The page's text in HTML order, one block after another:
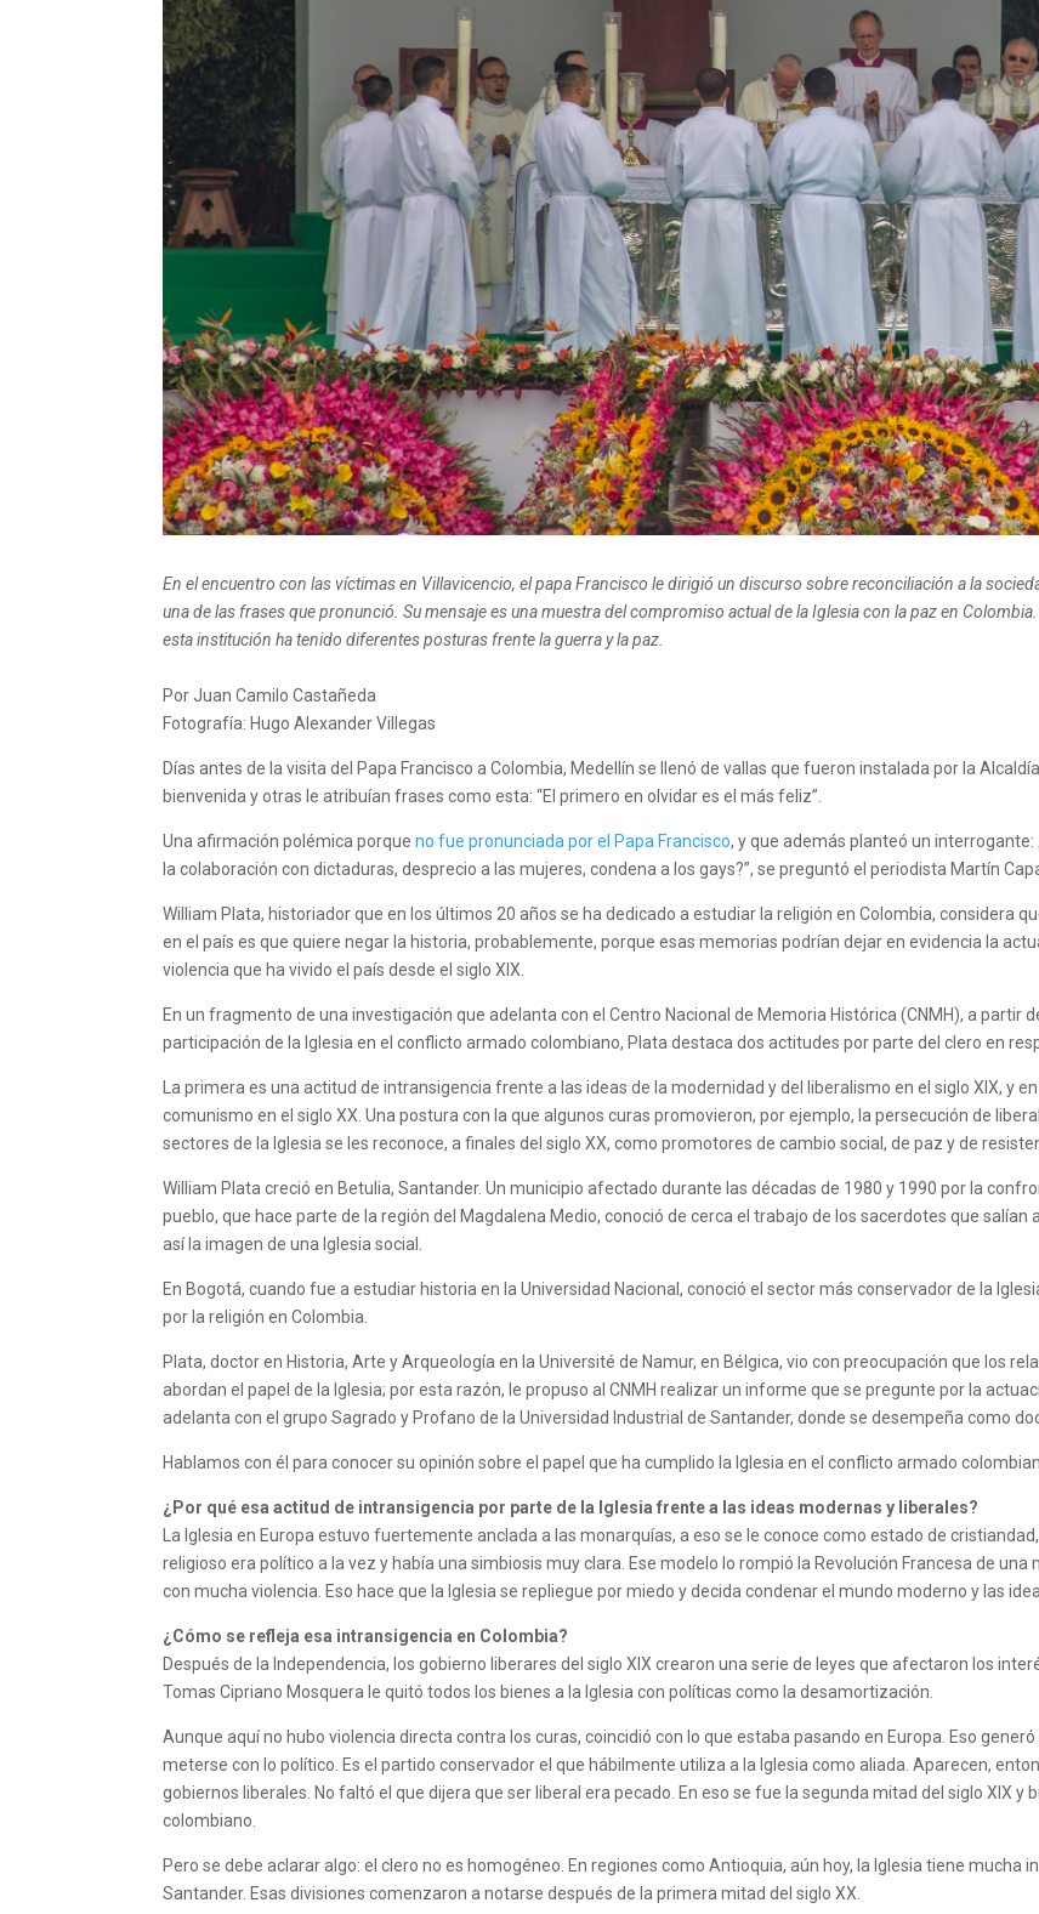
En el encuentro con las víctimas en Villavicencio, el papa Francisco le dirigió un discurso sobre reconciliación a la
una de las frases que pronunció. Su mensaje es una muestra del compromiso actual de la Iglesia con la paz en
esta institución ha tenido diferentes posturas frente la guerra y la paz.
Por Juan Camilo Castañeda
Fotografía: Hugo Alexander Villegas
Días antes de la visita del Papa Francisco a Colombia, Medellín se llenó de vallas que fueron instalada por la
bienvenida y otras le atribuían frases como esta: “El primero en olvidar es el más feliz”.
Una afirmación polémica porqueno fue pronunciada por el Papa Francisco, y que además planteó un interrogante:
la colaboración con dictaduras, desprecio a las mujeres, condena a los gays?”, se preguntó el periodista Martín
William Plata, historiador que en los últimos 20 años se ha dedicado a estudiar la religión en Colombia, considera
en el país es que quiere negar la historia, probablemente, porque esas memorias podrían dejar en evidencia la
violencia que ha vivido el país desde el siglo XIX.
En un fragmento de una investigación que adelanta con el Centro Nacional de Memoria Histórica (CNMH), a partir
participación de la Iglesia en el conflicto armado colombiano, Plata destaca dos actitudes por parte del clero en
La primera es una actitud de intransigencia frente a las ideas de la modernidad y del liberalismo en el siglo XIX, y
comunismo en el siglo XX. Una postura con la que algunos curas promovieron, por ejemplo, la persecución de
sectores de la Iglesia se les reconoce, a finales del siglo XX, como promotores de cambio social, de paz y de
William Plata creció en Betulia, Santander. Un municipio afectado durante las décadas de 1980 y 1990 por la
pueblo, que hace parte de la región del Magdalena Medio, conoció de cerca el trabajo de los sacerdotes que
así la imagen de una Iglesia social.
En Bogotá, cuando fue a estudiar historia en la Universidad Nacional, conoció el sector más conservador de la
por la religión en Colombia.
Plata, doctor en Historia, Arte y Arqueología en la Université de Namur, en Bélgica, vio con preocupación que los
abordan el papel de la Iglesia; por esta razón, le propuso al CNMH realizar un informe que se pregunte por la
adelanta con el grupo Sagrado y Profano de la Universidad Industrial de Santander, donde se desempeña como
Hablamos con él para conocer su opinión sobre el papel que ha cumplido la Iglesia en el conflicto armado
¿Por qué esa actitud de intransigencia por parte de la Iglesia frente a las ideas modernas y liberales?
La Iglesia en Europa estuvo fuertemente anclada a las monarquías, a eso se le conoce como estado de
religioso era político a la vez y había una simbiosis muy clara. Ese modelo lo rompió la Revolución Francesa de
con mucha violencia. Eso hace que la Iglesia se repliegue por miedo y decida condenar el mundo moderno y las
¿Cómo se refleja esa intransigencia en Colombia?
Después de la Independencia, los gobierno liberares del siglo XIX crearon una serie de leyes que afectaron los
Tomas Cipriano Mosquera le quitó todos los bienes a la Iglesia con políticas como la desamortización.
Aunque aquí no hubo violencia directa contra los curas, coincidió con lo que estaba pasando en Europa. Eso
meterse con lo político. Es el partido conservador el que hábilmente utiliza a la Iglesia como aliada. Aparecen,
gobiernos liberales. No faltó el que dijera que ser liberal era pecado. En eso se fue la segunda mitad del siglo XIX
colombiano.
Pero se debe aclarar algo: el clero no es homogéneo. En regiones como Antioquia, aún hoy, la Iglesia tiene mucha
Santander. Esas divisiones comenzaron a notarse después de la primera mitad del siglo XX.